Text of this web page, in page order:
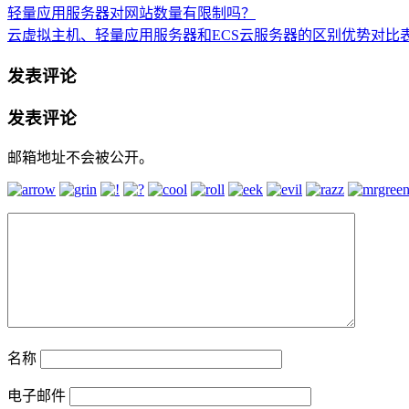
轻量应用服务器对网站数量有限制吗？
云虚拟主机、轻量应用服务器和ECS云服务器的区别优势对比
发表评论
发表评论
邮箱地址不会被公开。
名称
电子邮件